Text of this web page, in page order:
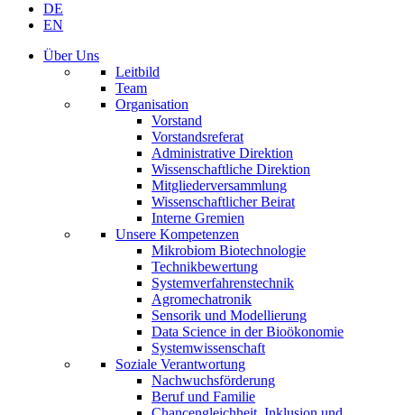
DE
EN
Über Uns
Leitbild
Team
Organisation
Vorstand
Vorstandsreferat
Administrative Direktion
Wissenschaftliche Direktion
Mitgliederversammlung
Wissenschaftlicher Beirat
Interne Gremien
Unsere Kompetenzen
Mikrobiom Biotechnologie
Technikbewertung
Systemverfahrenstechnik
Agromechatronik
Sensorik und Modellierung
Data Science in der Bioökonomie
Systemwissenschaft
Soziale Verantwortung
Nachwuchsförderung
Beruf und Familie